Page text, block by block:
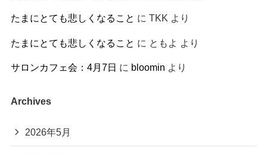
たまにとても悲しくなること に TKK より
たまにとても悲しくなること に ともよ より
サロンカフェ会：4月7日 に bloomin より
Archives
2026年5月